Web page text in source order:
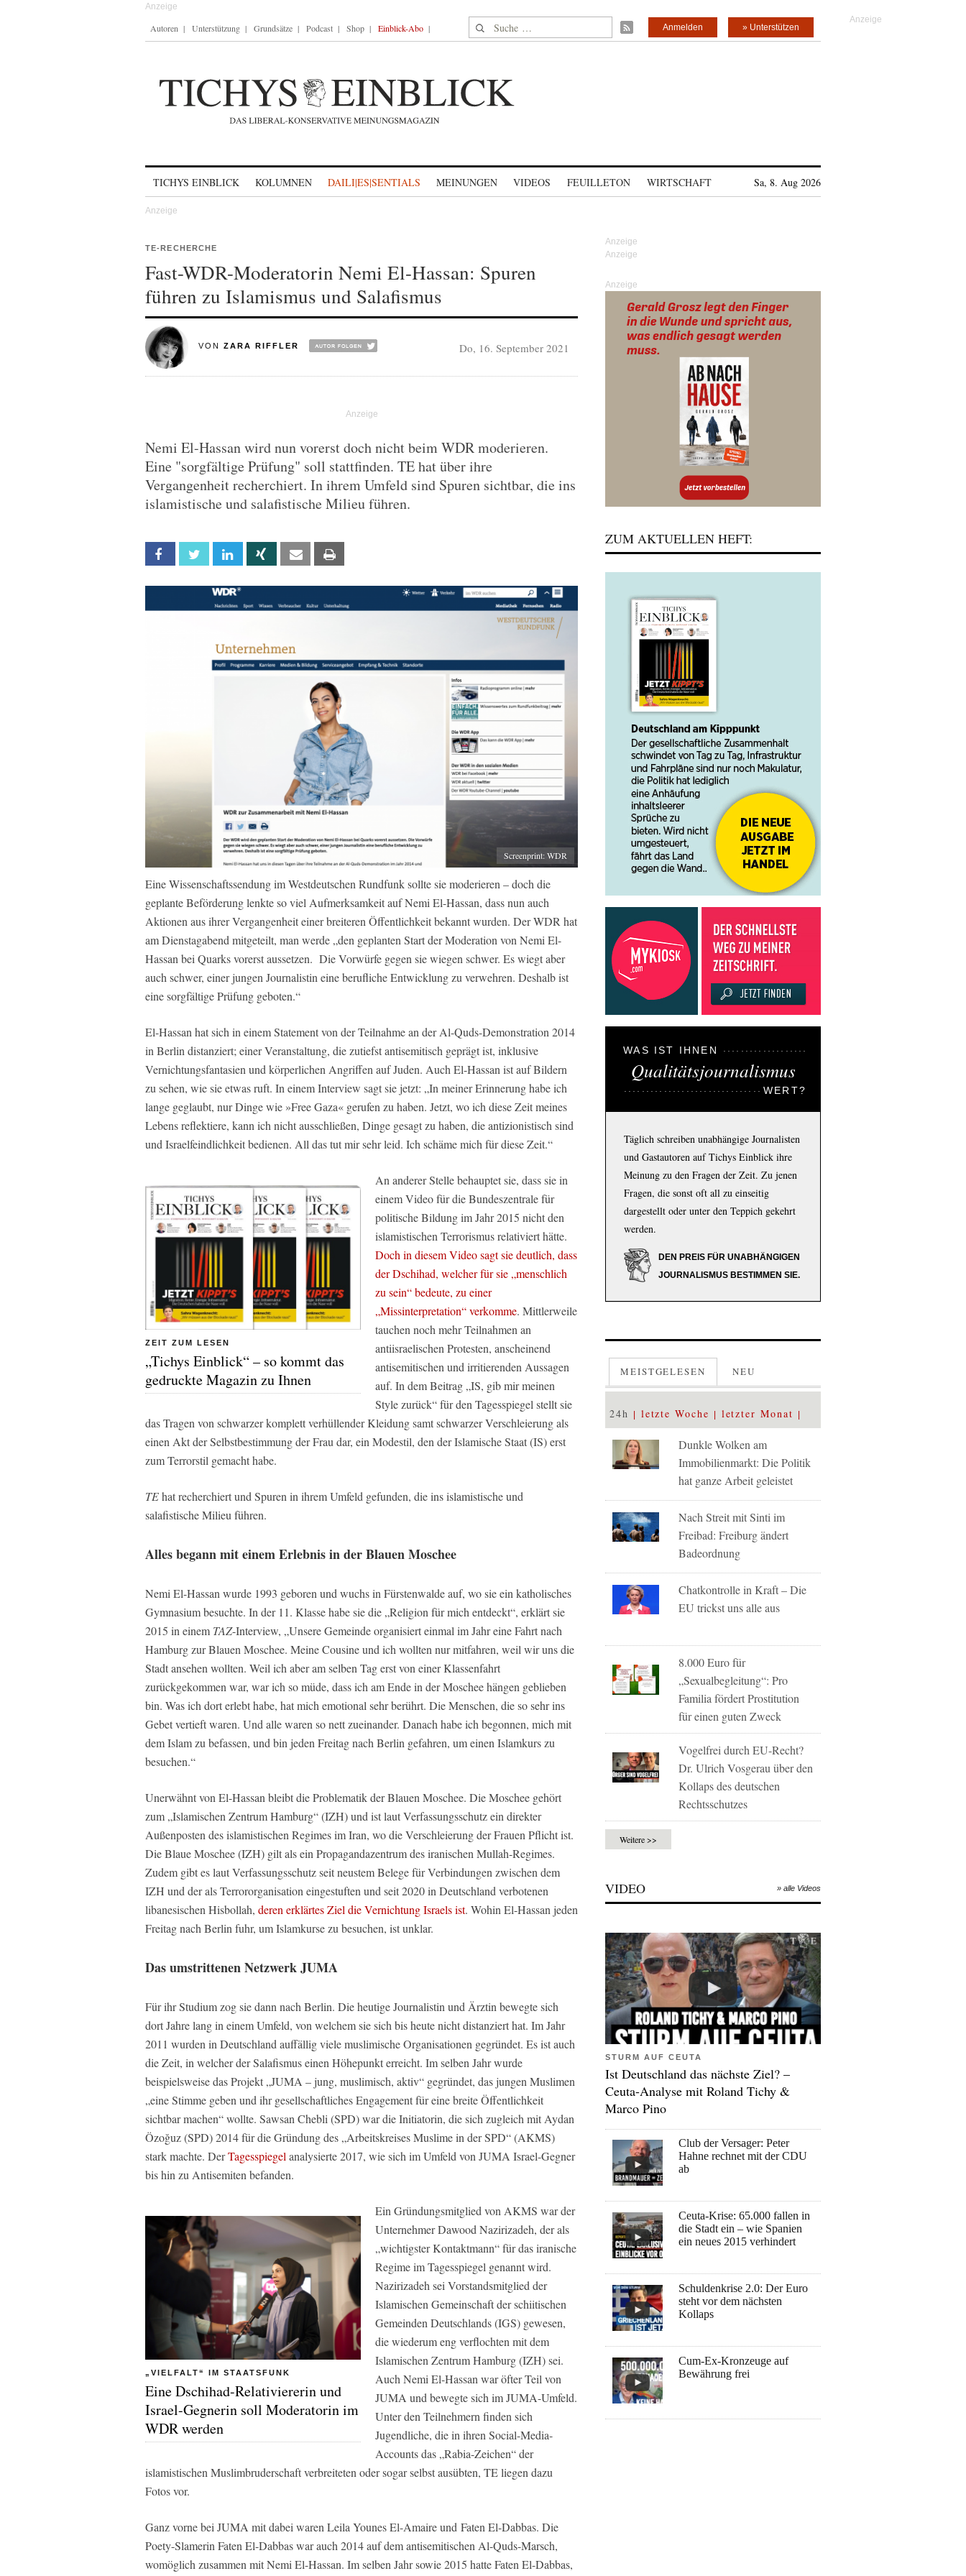
Autoren Unterstützung Grundsätze Podcast Shop Einblick-Abo Suche nach: » Unterstützen
Anmelden
TICHYS EINBLICK KOLUMNEN DAILI|ES|SENTIALS MEINUNGEN VIDEOS FEUILLETON WIRTSCHAFT Sa, 8. Aug 2026
TE-RECHERCHE
Fast-WDR-Moderatorin Nemi El-Hassan: Spuren
führen zu Islamismus und Salafismus
VON ZARA RIFFLER Do, 16. September 2021
Nemi El-Hassan wird nun vorerst doch nicht beim WDR moderieren.
Eine "sorgfältige Prüfung" soll stattfinden. TE hat über ihre
Vergangenheit recherchiert. In ihrem Umfeld sind Spuren sichtbar, die ins
islamistische und salafistische Milieu führen.
Facebook Twitter Linkedin Xing Email
Screenprint: WDR
Eine Wissenschaftssendung im Westdeutschen Rundfunk sollte sie moderieren – doch die
geplante Beförderung lenkte so viel Aufmerksamkeit auf Nemi El-Hassan, dass nun auch
Aktionen aus ihrer Vergangenheit einer breiteren Öffentlichkeit bekannt wurden. Der WDR hat
am Dienstagabend mitgeteilt, man werde „den geplanten Start der Moderation von Nemi El-
Hassan bei Quarks vorerst aussetzen. Die Vorwürfe gegen sie wiegen schwer. Es wiegt aber
auch schwer, einer jungen Journalistin eine berufliche Entwicklung zu verwehren. Deshalb ist
eine sorgfältige Prüfung geboten.“
El-Hassan hat sich in einem Statement von der Teilnahme an der Al-Quds-Demonstration 2014
in Berlin distanziert; einer Veranstaltung, die zutiefst antisemitisch geprägt ist, inklusive
Vernichtungsfantasien und körperlichen Angriffen auf Juden. Auch El-Hassan ist auf Bildern
zu sehen, wie sie etwas ruft. In einem Interview sagt sie jetzt: „In meiner Erinnerung habe ich
lange geglaubt, nur Dinge wie »Free Gaza« gerufen zu haben. Jetzt, wo ich diese Zeit meines
Lebens reflektiere, kann ich nicht ausschließen, Dinge gesagt zu haben, die antizionistisch sind
und Israelfeindlichkeit bedienen. All das tut mir sehr leid. Ich schäme mich für diese Zeit.“
ZEIT ZUM LESEN
„Tichys Einblick“ – so kommt das
gedruckte Magazin zu Ihnen
An anderer Stelle behauptet sie, dass sie in
einem Video für die Bundeszentrale für
politische Bildung im Jahr 2015 nicht den
islamistischen Terrorismus relativiert hätte.
Doch in diesem Video sagt sie deutlich, dass
der Dschihad, welcher für sie „menschlich
zu sein“ bedeute, zu einer
„Missinterpretation“ verkomme. Mittlerweile
tauchen noch mehr Teilnahmen an
antiisraelischen Protesten, anscheinend
antisemitischen und irritierenden Aussagen
auf. In dem Beitrag „IS, gib mir meinen
Style zurück“ für denTagesspiegelstellt sie
das Tragen von schwarzer komplett verhüllender Kleidung samt schwarzer Verschleierung als
einen Akt der Selbstbestimmung der Frau dar, ein Modestil, den der Islamische Staat (IS) erst
zum Terrorstil gemacht habe.
TEhat recherchiert und Spuren in ihrem Umfeld gefunden, die ins islamistische und
salafistische Milieu führen.
Alles begann mit einem Erlebnis in der Blauen Moschee
Nemi El-Hassan wurde 1993 geboren und wuchs in Fürstenwalde auf, wo sie ein katholisches
Gymnasium besuchte. In der 11. Klasse habe sie die „Religion für mich entdeckt“, erklärt sie
2015 in einem TAZ-Interview, „Unsere Gemeinde organisiert einmal im Jahr eine Fahrt nach
Hamburg zur Blauen Moschee. Meine Cousine und ich wollten nur mitfahren, weil wir uns die
Stadt ansehen wollten. Weil ich aber am selben Tag erst von einer Klassenfahrt
zurückgekommen war, war ich so müde, dass ich am Ende in der Moschee hängen geblieben
bin. Was ich dort erlebt habe, hat mich emotional sehr berührt. Die Menschen, die so sehr ins
Gebet vertieft waren. Und alle waren so nett zueinander. Danach habe ich begonnen, mich mit
dem Islam zu befassen, und bin jeden Freitag nach Berlin gefahren, um einen Islamkurs zu
besuchen.“
Unerwähnt von El-Hassan bleibt die Problematik der Blauen Moschee. Die Moschee gehört
zum „Islamischen Zentrum Hamburg“ (IZH) und ist laut Verfassungsschutz ein direkter
Außenposten des islamistischen Regimes im Iran, wo die Verschleierung der Frauen Pflicht ist.
Die Blaue Moschee (IZH) gilt als ein Propagandazentrum des iranischen Mullah-Regimes.
Zudem gibt es laut Verfassungsschutz seit neustem Belege für Verbindungen zwischen dem
IZH und der als Terrororganisation eingestuften und seit 2020 in Deutschland verbotenen
libanesischen Hisbollah, deren erklärtes Ziel die Vernichtung Israels ist. Wohin El-Hassan jeden
Freitag nach Berlin fuhr, um Islamkurse zu besuchen, ist unklar.
Das umstrittenen Netzwerk JUMA
Für ihr Studium zog sie dann nach Berlin. Die heutige Journalistin und Ärztin bewegte sich
dort Jahre lang in einem Umfeld, von welchem sie sich bis heute nicht distanziert hat. Im Jahr
2011 wurden in Deutschland auffällig viele muslimische Organisationen gegründet. Es ist auch
die Zeit, in welcher der Salafismus einen Höhepunkt erreicht. Im selben Jahr wurde
beispielsweise das Projekt „JUMA – jung, muslimisch, aktiv“ gegründet, das jungen Muslimen
„eine Stimme geben und ihr gesellschaftliches Engagement für eine breite Öffentlichkeit
sichtbar machen“ wollte. Sawsan Chebli (SPD) war die Initiatorin, die sich zugleich mit Aydan
Özoğuz (SPD) 2014 für die Gründung des „Arbeitskreises Muslime in der SPD“ (AKMS)
stark machte. DerTagesspiegelanalysierte 2017, wie sich im Umfeld von JUMA Israel-Gegner
bis hin zu Antisemiten befanden.
„VIELFALT“ IM STAATSFUNK
Eine Dschihad-Relativiererin und
Israel-Gegnerin soll Moderatorin im
WDR werden
Ein Gründungsmitglied von AKMS war der
Unternehmer Dawood Nazirizadeh, der als
„wichtigster Kontaktmann“ für das iranische
Regime imTagesspiegel genannt wird.
Nazirizadeh sei Vorstandsmitglied der
Islamischen Gemeinschaft der schiitischen
Gemeinden Deutschlands (IGS) gewesen,
die wiederum eng verflochten mit dem
Islamischen Zentrum Hamburg (IZH) sei.
Auch Nemi El-Hassan war öfter Teil von
JUMA und bewegte sich im JUMA-Umfeld.
Unter den Teilnehmern finden sich
Jugendliche, die in ihren Social-Media-
Accounts das „Rabia-Zeichen“ der
islamistischen Muslimbruderschaft verbreiteten oder sogar selbst ausübten, TEliegen dazu
Fotos vor.
Ganz vorne bei JUMA mit dabei waren Leila Younes El-Amaire und Faten El-Dabbas. Die
Poety-Slamerin Faten El-Dabbas war auch 2014 auf dem antisemitischen Al-Quds-Marsch,
womöglich zusammen mit Nemi El-Hassan. Im selben Jahr sowie 2015 hatte Faten El-Dabbas,
Anzeige
ZUM AKTUELLEN HEFT:
WAS IST IHNEN
Qualitätsjournalismus
WERT?
Täglich schreiben unabhängige Journalisten
und Gastautoren auf Tichys Einblick ihre
Meinung zu den Fragen der Zeit. Zu jenen
Fragen, die sonst oft all zu einseitig
dargestellt oder unter den Teppich gekehrt
werden.
DEN PREIS FÜR UNABHÄNGIGEN
JOURNALISMUS BESTIMMEN SIE.
MEISTGELESEN NEU
24h letzte Woche letzter Monat
Dunkle Wolken am
Immobilienmarkt: Die Politik
hat ganze Arbeit geleistet
Nach Streit mit Sinti im
Freibad: Freiburg ändert
Badeordnung
Chatkontrolle in Kraft – Die
EU trickst uns alle aus
8.000 Euro für
„Sexualbegleitung“: Pro
Familia fördert Prostitution
für einen guten Zweck
Vogelfrei durch EU-Recht?
Dr. Ulrich Vosgerau über den
Kollaps des deutschen
Rechtsschutzes
Weitere >>
VIDEO » alle Videos
STURM AUF CEUTA
Ist Deutschland das nächste Ziel? –
Ceuta-Analyse mit Roland Tichy &
Marco Pino
Club der Versager: Peter
Hahne rechnet mit der CDU
ab
Ceuta-Krise: 65.000 fallen in
die Stadt ein – wie Spanien
ein neues 2015 verhindert
Schuldenkrise 2.0: Der Euro
steht vor dem nächsten
Kollaps
Cum-Ex-Kronzeuge auf
Bewährung frei